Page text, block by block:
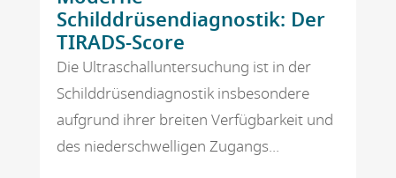
Schilddrüsendiagnostik: Der
TIRADS-Score
Die Ultraschalluntersuchung ist in der
Schilddrüsendiagnostik insbesondere
aufgrund ihrer breiten Verfügbarkeit und
des niederschwelligen Zugangs...